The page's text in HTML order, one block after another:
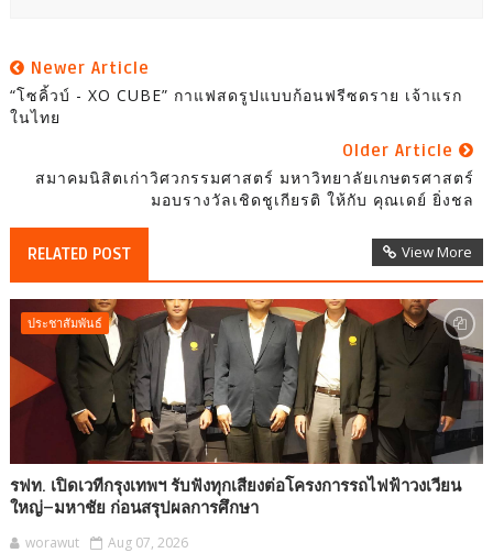
Newer Article
“โซคิ้วบ์ - XO CUBE” กาแฟสดรูปแบบก้อนฟรีซดราย เจ้าแรก
ในไทย
Older Article
สมาคมนิสิตเก่าวิศวกรรมศาสตร์ มหาวิทยาลัยเกษตรศาสตร์
มอบรางวัลเชิดชูเกียรติ ให้กับ คุณเดย์ ยิ่งชล
RELATED POST View More
ประชาสัมพันธ์
รฟท. เปิดเวทีกรุงเทพฯ รับฟังทุกเสียงต่อโครงการรถไฟฟ้าวงเวียน
ใหญ่–มหาชัย ก่อนสรุปผลการศึกษา
worawut Aug 07, 2026